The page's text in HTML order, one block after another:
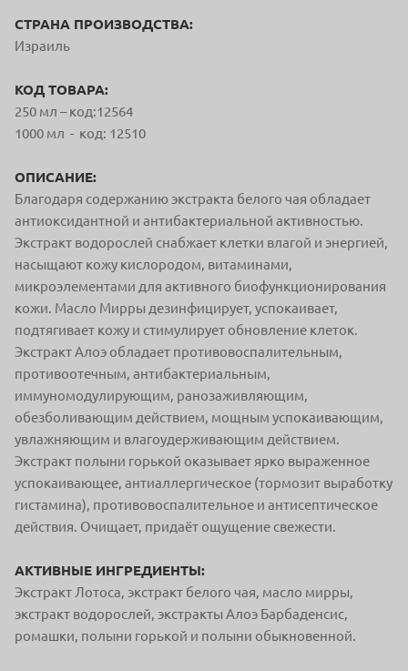
СТРАНА ПРОИЗВОДСТВА:
Израиль
КОД ТОВАРА:
250 мл – код:12564
1000 мл - код: 12510
ОПИСАНИЕ:
Благодаря содержанию экстракта белого чая обладает
антиоксидантной и антибактериальной активностью.
Экстракт водорослей снабжает клетки влагой и энергией,
насыщают кожу кислородом, витаминами,
микроэлементами для активного биофункционирования
кожи. Масло Мирры дезинфицирует, успокаивает,
подтягивает кожу и стимулирует обновление клеток.
Экстракт Алоэ обладает противовоспалительным,
противоотечным, антибактериальным,
иммуномодулирующим, ранозаживляющим,
обезболивающим действием, мощным успокаивающим,
увлажняющим и влагоудерживающим действием.
Экстракт полыни горькой оказывает ярко выраженное
успокаивающее, антиаллергическое (тормозит выработку
гистамина), противовоспалительное и антисептическое
действия. Очищает, придаёт ощущение свежести.
АКТИВНЫЕ ИНГРЕДИЕНТЫ:
Экстракт Лотоса, экстракт белого чая, масло мирры,
экстракт водорослей, экстракты Алоэ Барбаденсис,
ромашки, полыни горькой и полыни обыкновенной.